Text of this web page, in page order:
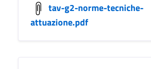
tav-g2-norme-tecniche-
attuazione.pdf